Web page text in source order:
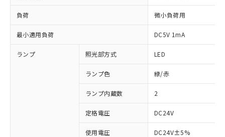
負荷 微小負荷用
最小適用負荷 DC5V 1mA
ランプ 照光部方式 LED
ランプ色 緑/赤
ランプ内蔵数 2
定格電圧 DC24V
使用電圧 DC24V±5%